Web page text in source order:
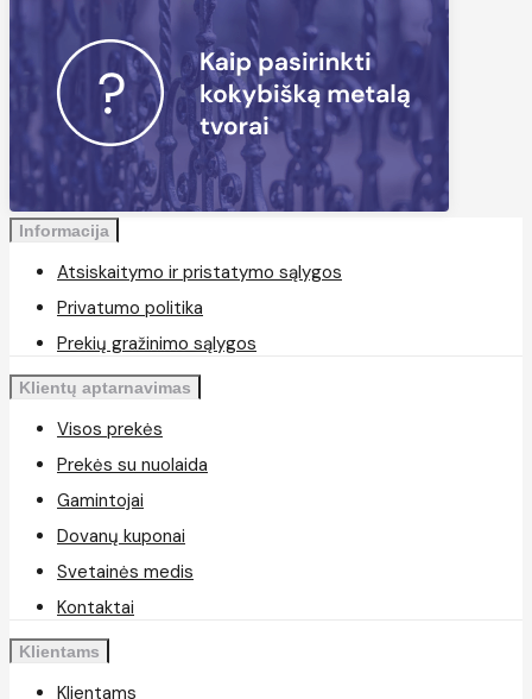
Informacija
Atsiskaitymo ir pristatymo sąlygos
Privatumo politika
Prekių gražinimo sąlygos
Klientų aptarnavimas
Visos prekės
Prekės su nuolaida
Gamintojai
Dovanų kuponai
Svetainės medis
Kontaktai
Klientams
Klientams